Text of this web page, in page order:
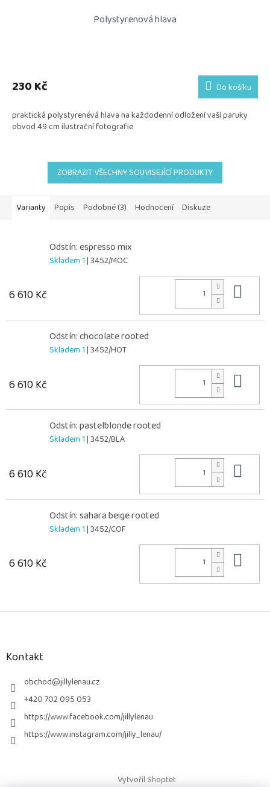
Polystyrenová hlava
230 Kč Do košíku
praktická polystyrenévá hlava na každodenní odložení vaší paruky
obvod 49 cm ilustrační fotografie
ZOBRAZIT VŠECHNY SOUVISEJÍCÍ PRODUKTY
Varianty Popis Podobné (3) Hodnocení Diskuze
Odstín: espresso mix
Skladem 1| 3452/MOC
6 610 Kč
Odstín: chocolate rooted
Skladem 1| 3452/HOT
6 610 Kč
Odstín: pastelblonde rooted
Skladem 1| 3452/BLA
6 610 Kč
Odstín: sahara beige rooted
Skladem 1| 3452/COF
6 610 Kč
Z
Kontakt
obchod@jillylenau.cz
+420 702 095 053
https://www.facebook.com/jillylenau
https://www.instagram.com/jilly_lenau/
Vytvořil Shoptet